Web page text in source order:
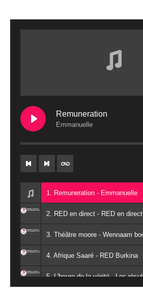
Remuneration
Emmanuelle
1. Remuneration - Emmanuelle
2. RED en direct - RED en direct
4. Afrique Saaré - RED Burkina